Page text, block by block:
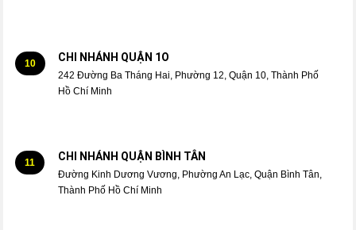
10 CHI NHÁNH QUẬN 1O
242 Đường Ba Tháng Hai, Phường 12, Quận 10, Thành Phố
Hồ Chí Minh
11 CHI NHÁNH QUẬN BÌNH TÂN
Đường Kinh Dương Vương, Phường An Lạc, Quận Bình Tân,
Thành Phố Hồ Chí Minh